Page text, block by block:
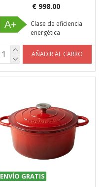
€ 998.00
A+
Clase de eficiencia
energética
AÑADIR AL CARRO
ENVÍO GRATIS